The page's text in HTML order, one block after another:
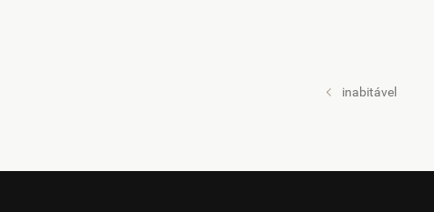
inabitável